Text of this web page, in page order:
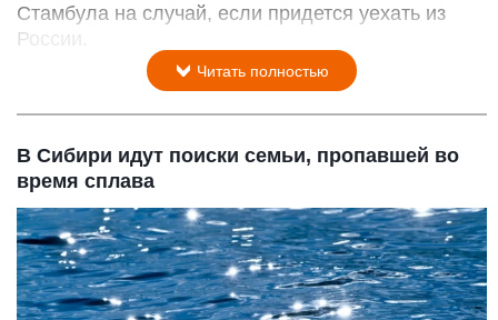
Стамбула на случай, если придется уехать из
России.
Читать полностью
В Сибири идут поиски семьи, пропавшей во
время сплава